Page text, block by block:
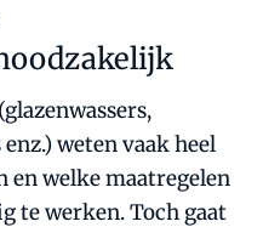
weten vaak heel
en welke maatregelen
te werken. Toch gaat